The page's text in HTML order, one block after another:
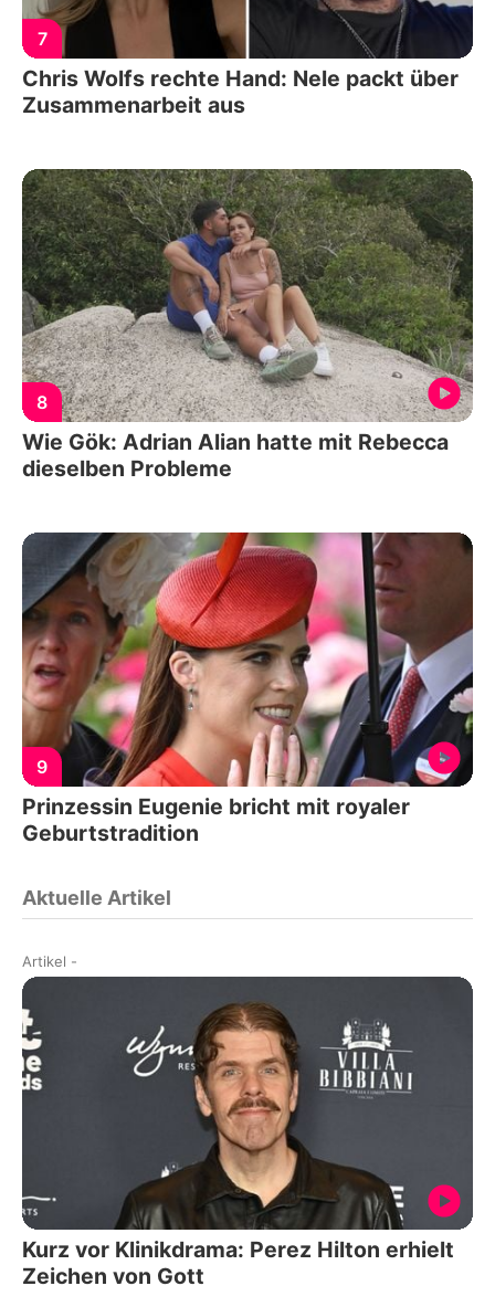
7
Chris Wolfs rechte Hand: Nele packt über
Zusammenarbeit aus
8
Wie Gök: Adrian Alian hatte mit Rebecca
dieselben Probleme
9
Prinzessin Eugenie bricht mit royaler
Geburtstradition
Aktuelle Artikel
Artikel -
Kurz vor Klinikdrama: Perez Hilton erhielt
Zeichen von Gott